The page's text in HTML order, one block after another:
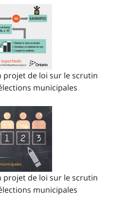
projet de loi sur le scrutin
municipales
projet de loi sur le scrutin
municipales